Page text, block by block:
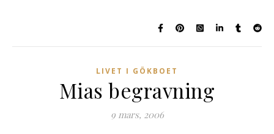
LIVET I GÖKBOET
Mias begravning
9 mars, 2006